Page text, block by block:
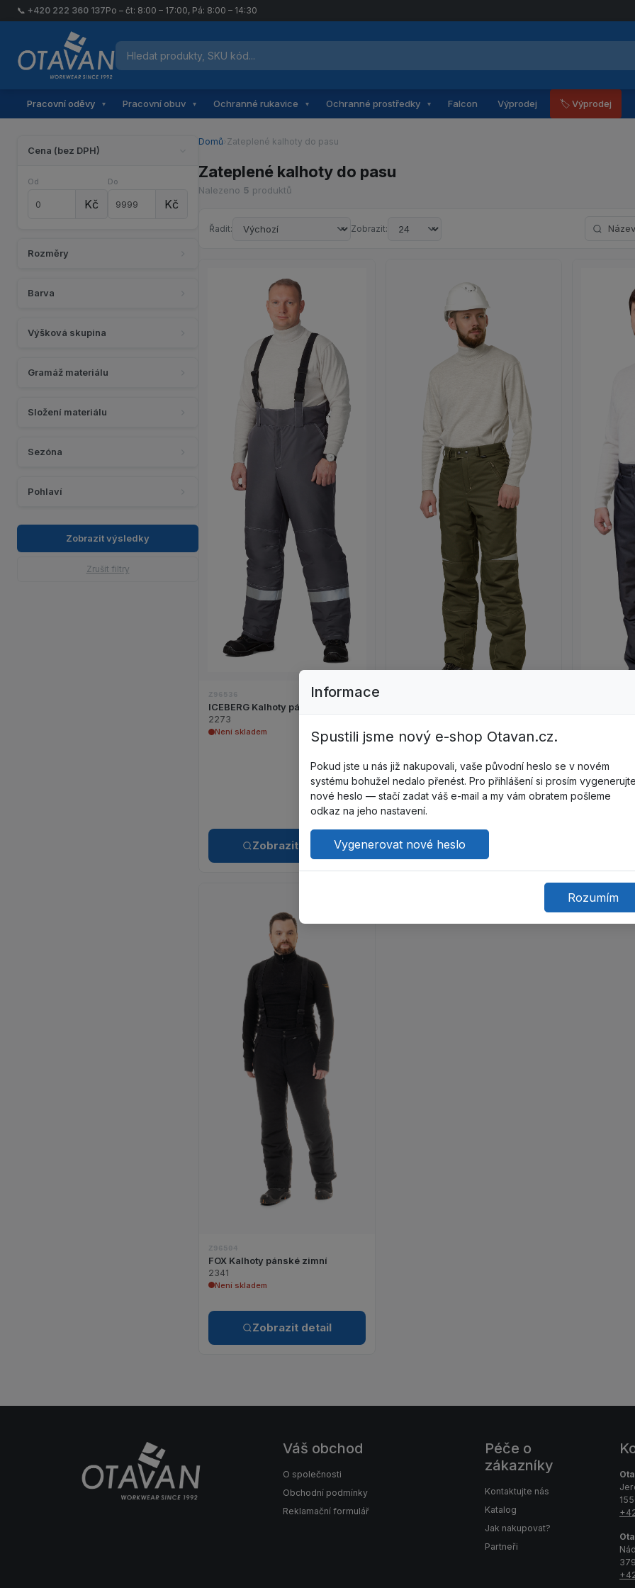
📞 +420 222 360 137Po – čt: 8:00 – 17:00, Pá: 8:00 – 14:30
Otavan Workwear — přejít na úvodní stránku
Hledat produkty
Pracovní oděvy ▾ Pracovní obuv ▾ Ochranné rukavice ▾ Ochranné prostředky ▾ Falcon Výprodej 🏷 Výprodej
Cena (bez DPH)
Od
Kč
Do
Kč
Rozměry
Barva
Výšková skupina
Gramáž materiálu
Složení materiálu
Sezóna
Pohlaví
Zobrazit výsledky
Zrušit filtry
Domů Zateplené kalhoty do pasu
Zateplené kalhoty do pasu
Nalezeno 5 produktů
Řadit: Zobrazit: Hledat
Zobrazit detail produktu ICEBERG Kalhoty pánské zimní
Z96536
ICEBERG Kalhoty pánské zimní
2273
Není skladem
Zobrazit detail
Zobrazit detail produktu CHELSEA
CHELSEA Kalhoty zimní pánské
Není skladem
Zobrazit detail
Z96520
TYROL
2290
Zobrazit detail produktu FOX Kalhoty pánské zimní
Z96504
FOX Kalhoty pánské zimní
2341
Není skladem
Zobrazit detail
Váš obchod
O společnosti
Obchodní podmínky
Reklamační formulář
Péče o
zákazníky
Kontaktujte nás
Katalog
Jak nakupovat?
Partneři
Informace
Spustili jsme nový e-shop Otavan.cz.
Pokud jste u nás již nakupovali, vaše původní heslo se v novém
systému bohužel nedalo přenést. Pro přihlášení si prosím vygenerujte
nové heslo — stačí zadat váš e-mail a my vám obratem pošleme
odkaz na jeho nastavení.
Vygenerovat nové heslo
Rozumím